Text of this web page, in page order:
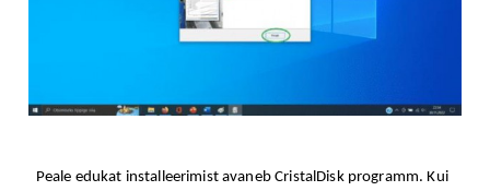
Peale edukat installeerimist avaneb CristalDisk programm. Kui